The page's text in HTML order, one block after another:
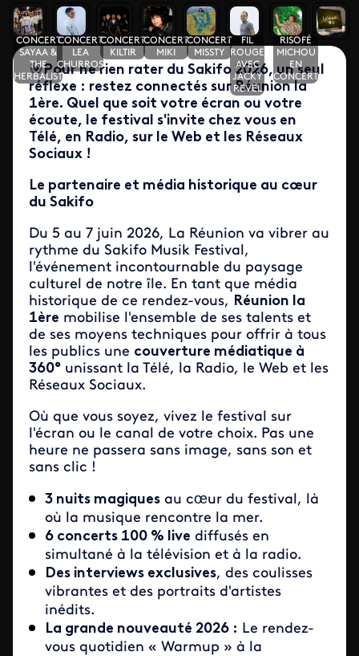
CONCERT
SAYAA &
THE
HERBALIST
CONCERT
LEA
CHURROS
CONCERT
KILTIR
CONCERT
MIKI
CONCERT
MISSTY
FIL
ROUGE
AVEC
JACKY
REVEL
RISOFÉ
MICHOU
EN
CONCERT
🎯Pour ne rien rater du Sakifo 2026, un seul
réflexe : restez connectés sur Réunion la
1ère. Quel que soit votre écran ou votre
écoute, le festival s'invite chez vous en
Télé, en Radio, sur le Web et les Réseaux
Sociaux !
Le partenaire et média historique au cœur
du Sakifo
Du 5 au 7 juin 2026, La Réunion va vibrer au
rythme du Sakifo Musik Festival,
l'événement incontournable du paysage
culturel de notre île. En tant que média
historique de ce rendez-vous, Réunion la
1ère mobilise l'ensemble de ses talents et
de ses moyens techniques pour offrir à tous
les publics une couverture médiatique à
360° unissant la Télé, la Radio, le Web et les
Réseaux Sociaux.
Où que vous soyez, vivez le festival sur
l'écran ou le canal de votre choix. Pas une
heure ne passera sans image, sans son et
sans clic !
3 nuits magiques au cœur du festival, là
où la musique rencontre la mer.
6 concerts 100 % live diffusés en
simultané à la télévision et à la radio.
Des interviews exclusives, des coulisses
vibrantes et des portraits d'artistes
inédits.
La grande nouveauté 2026 : Le rendez-
vous quotidien « Warmup » à la